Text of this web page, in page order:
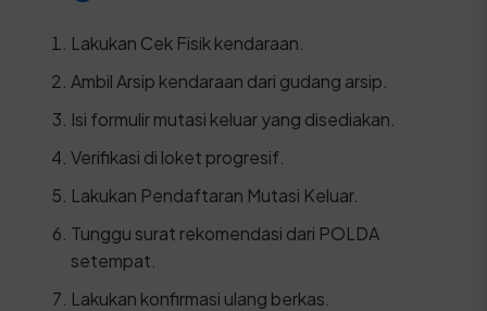
Lakukan Cek Fisik kendaraan.
Ambil Arsip kendaraan dari gudang arsip.
Isi formulir mutasi keluar yang disediakan.
Verifikasi di loket progresif.
Lakukan Pendaftaran Mutasi Keluar.
Tunggu surat rekomendasi dari POLDA
setempat.
Lakukan konfirmasi ulang berkas.